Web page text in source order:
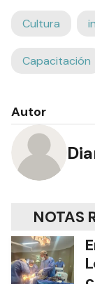
Cultura
Capacitación
Autor
NOTAS